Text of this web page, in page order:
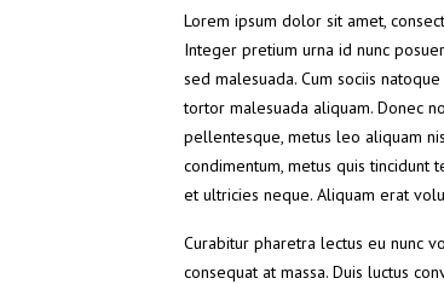
Lorem ipsum dolor sit amet,
Integer pretium urna id nunc
sed malesuada. Cum sociis
tortor malesuada aliquam. Donec
pellentesque, metus leo aliquam
condimentum, metus quis tincidunt
et ultricies neque. Aliquam erat
Curabitur pharetra lectus eu nunc
consequat at massa. Duis luctus